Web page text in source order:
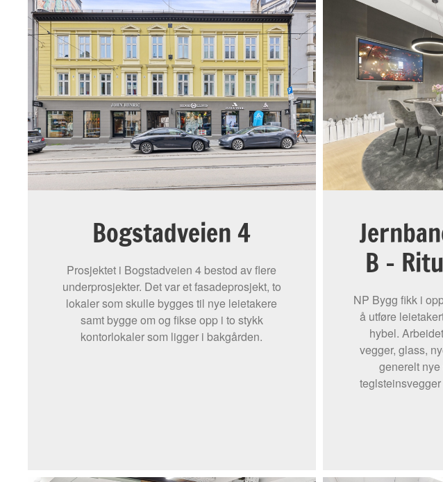
Bogstadveien 4
Prosjektet i Bogstadveien 4 bestod av flere
underprosjekter. Det var et fasadeprosjekt, to
lokaler som skulle bygges til nye leietakere
samt bygge om og fikse opp i to stykk
kontorlokaler som ligger i bakgården.
B –
NP Bygg fikk i
å utføre
hybel.
vegger, glass,
generelt